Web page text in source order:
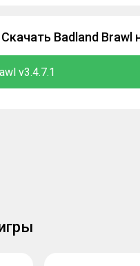
Скачать Badland Brawl
v3.4.7.1